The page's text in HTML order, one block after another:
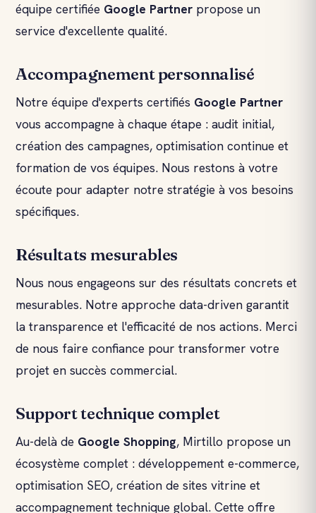
équipe certifiée Google Partner propose un
service d'excellente qualité.
Accompagnement personnalisé
Notre équipe d'experts certifiés Google Partner
vous accompagne à chaque étape : audit initial,
création des campagnes, optimisation continue et
formation de vos équipes. Nous restons à votre
écoute pour adapter notre stratégie à vos besoins
spécifiques.
Résultats mesurables
Nous nous engageons sur des résultats concrets et
mesurables. Notre approche data-driven garantit
la transparence et l'efficacité de nos actions. Merci
de nous faire confiance pour transformer votre
projet en succès commercial.
Support technique complet
Au-delà de Google Shopping, Mirtillo propose un
écosystème complet : développement e-commerce,
optimisation SEO, création de sites vitrine et
accompagnement technique global. Cette offre